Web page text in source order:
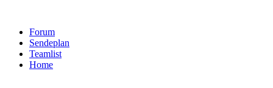
Forum
Sendeplan
Teamlist
Home